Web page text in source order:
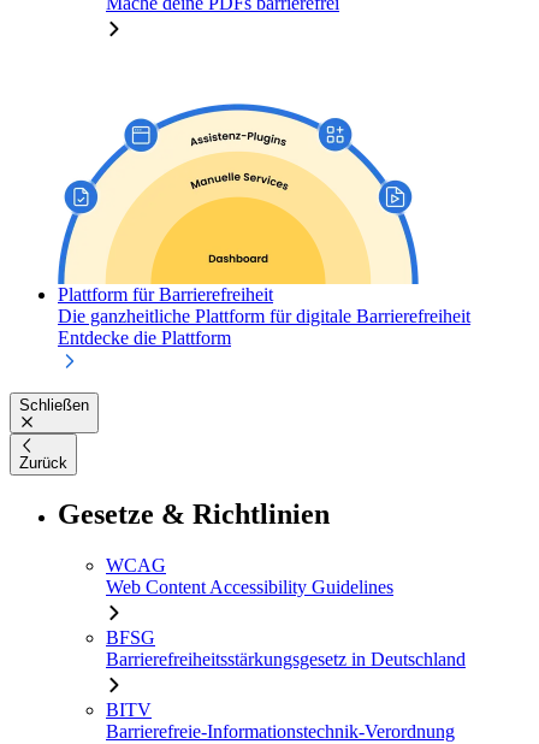
Plattform für Barrierefreiheit
Die ganzheitliche Plattform für digitale Barrierefreiheit
Entdecke die Plattform
Schließen
Zurück
Gesetze & Richtlinien
WCAG
Web Content Accessibility Guidelines
BFSG
Barrierefreiheitsstärkungsgesetz in Deutschland
BITV
Barrierefreie-Informationstechnik-Verordnung